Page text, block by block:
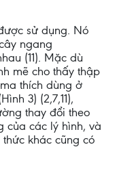
sử dụng. Nó
ngang
(11). Mặc dù
mẽ cho thấy thập
thích dùng ở
3) (2,7,11),
thay đổi theo
của các lý hình, và
khác cũng có